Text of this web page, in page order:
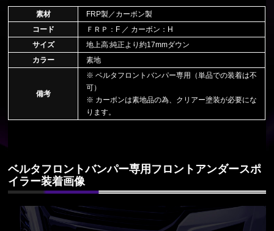
素材
FRP製／カーボン製
コード
ＦＲＰ：F ／ カーボン：H
サイズ
地上高:純正より約17mmダウン
カラー
素地
備考
※ ベルタフロントバンパー専用（単品での装着は不
可）
※ カーボンは素地品の為、クリアー塗装が必要にな
ります。
ベルタフロントバンパー専用フロントアンダースポ
イラー装着画像